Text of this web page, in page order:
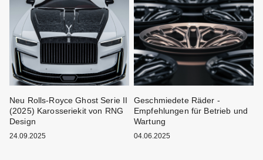
Neu Rolls-Royce Ghost Serie II
(2025) Karosseriekit von RNG
Design
24.09.2025
Geschmiedete Räder -
Empfehlungen für Betrieb und
Wartung
04.06.2025